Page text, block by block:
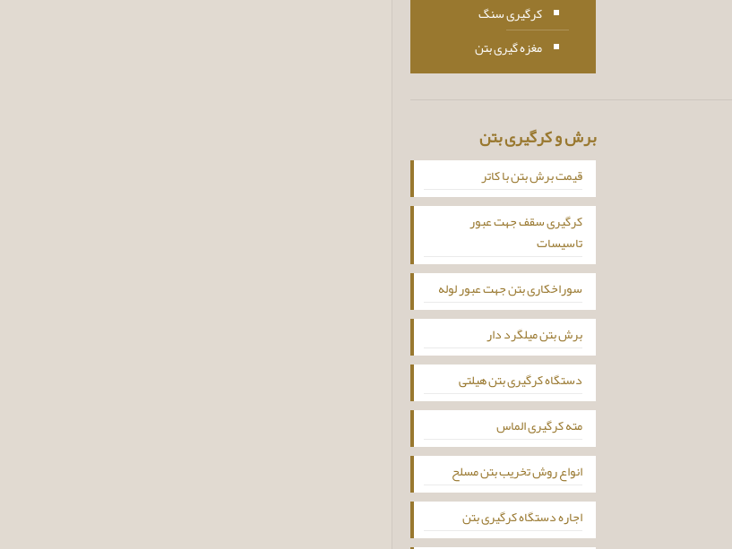
کرگیری سنگ
مغزه گیری بتن
برش و کرگیری بتن
قیمت برش بتن با کاتر
کرگیری سقف جهت عبور
تاسیسات
سوراخکاری بتن جهت عبور لوله
برش بتن میلگرد دار
دستگاه کرگیری بتن هیلتی
مته کرگیری الماس
انواع روش تخریب بتن مسلح
اجاره دستگاه کرگیری بتن